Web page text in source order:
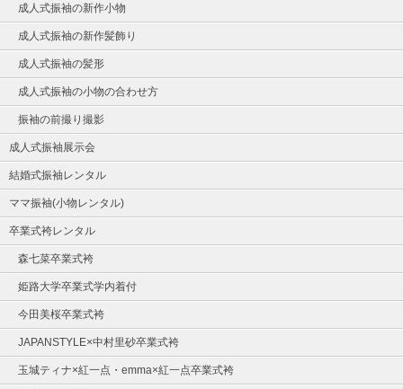
成人式振袖の新作小物
成人式振袖の新作髪飾り
成人式振袖の髪形
成人式振袖の小物の合わせ方
振袖の前撮り撮影
成人式振袖展示会
結婚式振袖レンタル
ママ振袖(小物レンタル)
卒業式袴レンタル
森七菜卒業式袴
姫路大学卒業式学内着付
今田美桜卒業式袴
JAPANSTYLE×中村里砂卒業式袴
玉城ティナ×紅一点・emma×紅一点卒業式袴